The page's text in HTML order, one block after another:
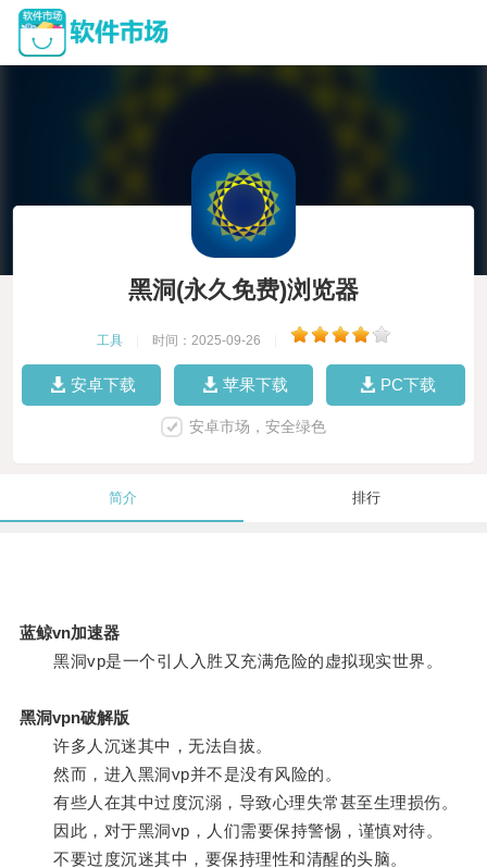
黑洞(永久免费)浏览器
工具 时间：2025-09-26
安卓下载 苹果下载 PC下载
安卓市场，安全绿色
简介 排行
蓝鲸vn加速器
黑洞vp是一个引人入胜又充满危险的虚拟现实世界。
黑洞vpn破解版
许多人沉迷其中，无法自拔。
然而，进入黑洞vp并不是没有风险的。
有些人在其中过度沉溺，导致心理失常甚至生理损伤。
因此，对于黑洞vp，人们需要保持警惕，谨慎对待。
不要过度沉迷其中，要保持理性和清醒的头脑。